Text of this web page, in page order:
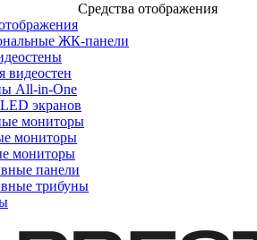
Средства отображения
ЖК-панели
видеостен
All-in-One
экранов
мониторы
мониторы
мониторы
панели
трибуны